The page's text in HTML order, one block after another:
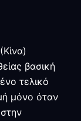
βασική
τελικό
μόνο όταν